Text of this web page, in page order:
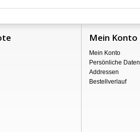
Mein Konto
Mein Konto
Persönliche Daten
Addressen
Bestellverlauf